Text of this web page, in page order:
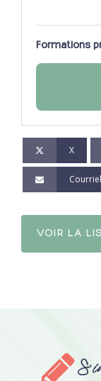
Formations
X
Courriel
VOIR LA